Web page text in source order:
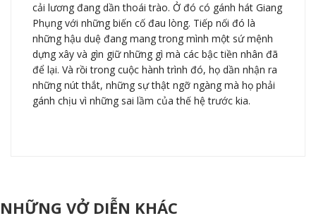
cải lương đang dần thoái trào. Ở đó có gánh hát Giang
Phụng với những biến cố đau lòng. Tiếp nối đó là
những hậu duệ đang mang trong mình một sứ mệnh
dựng xây và gìn giữ những gì mà các bậc tiền nhân đã
để lại. Và rồi trong cuộc hành trình đó, họ dần nhận ra
những nút thắt, những sự thật ngỡ ngàng mà họ phải
gánh chịu vì những sai lầm của thế hệ trước kia.
NHỮNG VỞ DIỄN KHÁC